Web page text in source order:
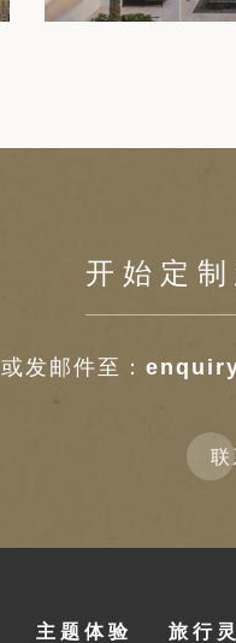
开始定
或发邮件至：
联
主题体验 旅行